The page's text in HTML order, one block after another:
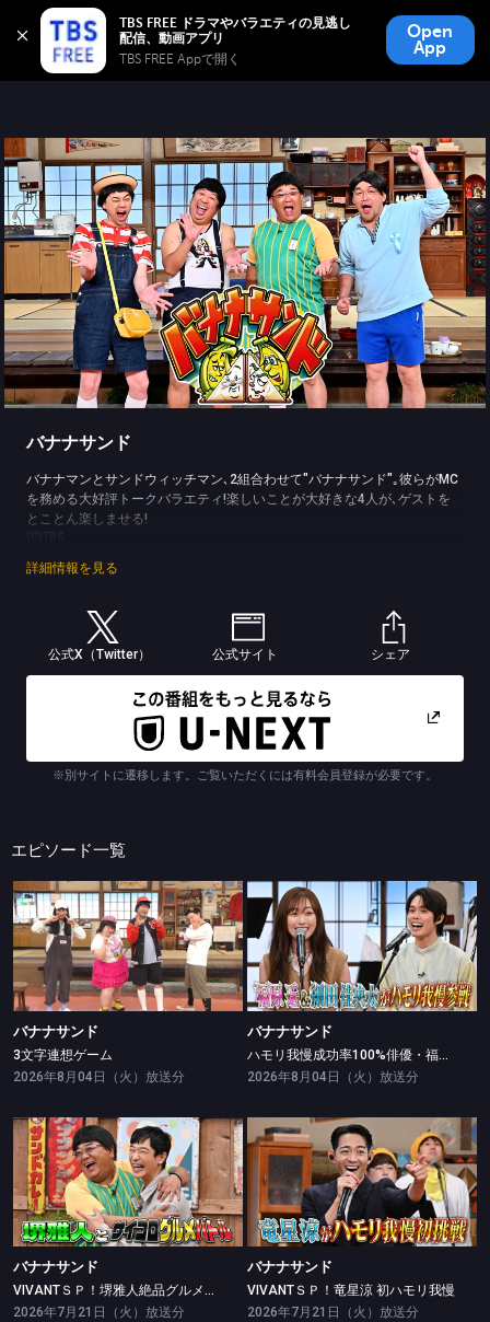
TBS FREE ドラマやバラエティの見逃し
TBS FREE Appで開く
Open
App
TBS FREE
無料見逃し配信
バナナサンド
バナナマンとサンドウィッチマン､2組合わせて"バナナサンド"｡彼らがMC
を務める大好評トークバラエティ!楽しいことが大好きな4人が､ゲストを
とことん楽しませる!
詳細情報を見る
公式X（Twitter） 公式サイト シェア
※別サイトに遷移します。ご覧いただくには有料会員登録が必要です。
エピソード一覧
バナナサンド
3文字連想ゲーム
バナナサンド
3文字連想ゲーム
2026年8月04日（火）放送分
バナナサンド
ハモリ我慢成功率100%俳優・福原遥＆細田佳央太が初挑戦
バナナサンド
ハモリ我慢成功率100%俳優・福原遥＆細田佳央太が初挑戦
2026年8月04日（火）放送分
バナナサンド
VIVANTＳＰ！堺雅人絶品グルメバトル
バナナサンド
VIVANTＳＰ！堺雅人絶品グルメバトル
2026年7月21日（火）放送分
バナナサンド
VIVANTＳＰ！竜星涼 初ハモリ我慢
バナナサンド
VIVANTＳＰ！竜星涼 初ハモリ我慢
2026年7月21日（火）放送分